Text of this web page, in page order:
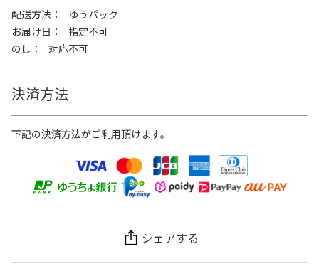
配送方法
ゆうパック
お届け日
指定不可
のし
対応不可
決済方法
下記の決済方法がご利用頂けます。
シェアする